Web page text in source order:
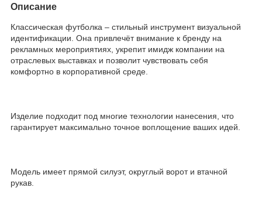
Описание
Классическая футболка – стильный инструмент визуальной
идентификации. Она привлечёт внимание к бренду на
рекламных мероприятиях, укрепит имидж компании на
отраслевых выставках и позволит чувствовать себя
комфортно в корпоративной среде.
Изделие подходит под многие технологии нанесения, что
гарантирует максимально точное воплощение ваших идей.
Модель имеет прямой силуэт, округлый ворот и втачной
рукав.